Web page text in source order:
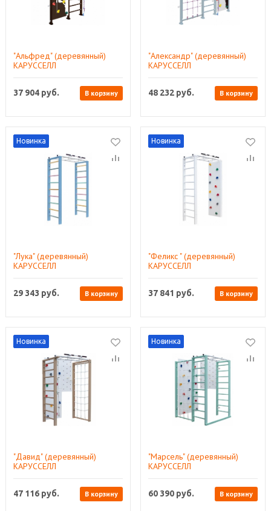
"Альфред" (деревянный)
КАРУССЕЛЛ
37 904 руб. В корзину
"Александр" (деревянный)
КАРУССЕЛЛ
48 232 руб. В корзину
Новинка
"Лука" (деревянный)
КАРУССЕЛЛ
29 343 руб. В корзину
Новинка
"Феликс " (деревянный)
КАРУССЕЛЛ
37 841 руб. В корзину
Новинка
"Давид" (деревянный)
КАРУССЕЛЛ
47 116 руб. В корзину
Новинка
"Марсель" (деревянный)
КАРУССЕЛЛ
60 390 руб. В корзину